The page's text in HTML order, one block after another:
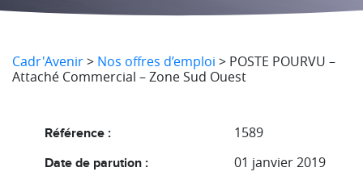
Cadr'Avenir> Nos offres d’emploi > POSTE POURVU –
Attaché Commercial – Zone Sud Ouest
Référence : 1589
Date de parution : 01 janvier 2019